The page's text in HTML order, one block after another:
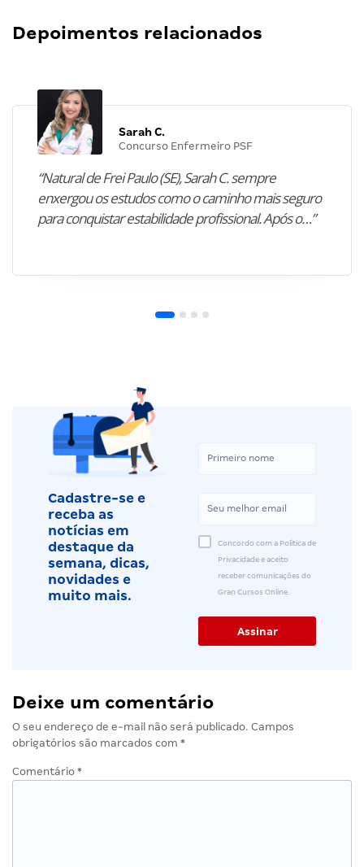
Depoimentos relacionados
Sarah C.
Concurso Enfermeiro PSF
“Natural de Frei Paulo (SE), Sarah C. sempre
enxergou os estudos como o caminho mais seguro
para conquistar estabilidade profissional. Após o…”
Cadastre-se e
receba as
notícias em
destaque da
semana, dicas,
novidades e
muito mais.
Concordo com a Política de
Privacidade e aceito
receber comunicações do
Gran Cursos Online.
Deixe um comentário
O seu endereço de e-mail não será publicado. Campos
obrigatórios são marcados com *
Comentário *